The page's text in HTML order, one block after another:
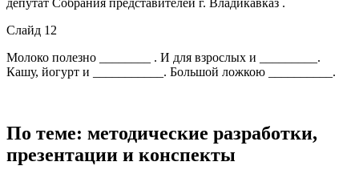
депутат Собрания представителей г. Владикавказ .
Слайд 12
Молоко полезно ________ . И для взрослых и _________.
Кашу, йогурт и ___________. Большой ложкою __________.
По теме: методические разработки,
презентации и конспекты